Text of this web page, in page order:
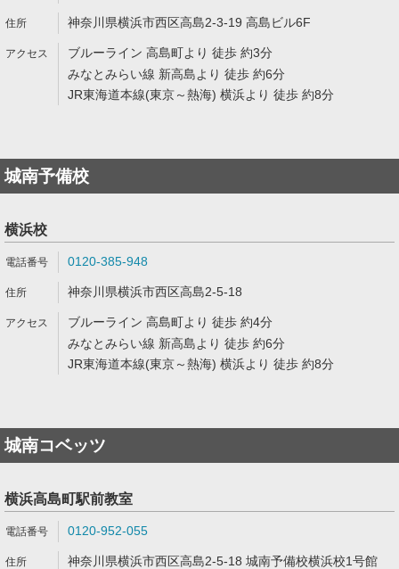
神奈川県横浜市西区高島2-3-19 高島ビル6F
ブルーライン 高島町より 徒歩 約3分
みなとみらい線 新高島より 徒歩 約6分
JR東海道本線(東京～熱海) 横浜より 徒歩 約8分
城南予備校
横浜校
0120-385-948
神奈川県横浜市西区高島2-5-18
ブルーライン 高島町より 徒歩 約4分
みなとみらい線 新高島より 徒歩 約6分
JR東海道本線(東京～熱海) 横浜より 徒歩 約8分
城南コベッツ
横浜高島町駅前教室
0120-952-055
神奈川県横浜市西区高島2-5-18 城南予備校横浜校1号館